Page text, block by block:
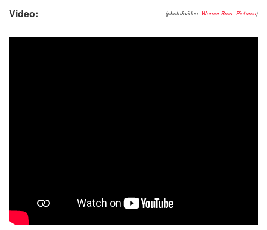
(photo&video: Warner Bros. Pictures)
Video: